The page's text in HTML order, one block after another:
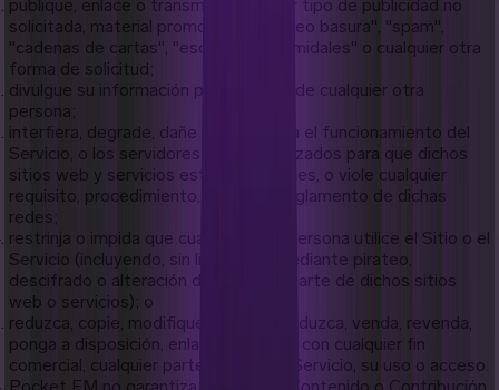
publique, enlace o transmita cualquier tipo de publicidad no
solicitada, material promocional, "correo basura", "spam",
"cadenas de cartas", "esquemas piramidales" o cualquier otra
forma de solicitud;
divulgue su información personal o la de cualquier otra
persona;
interfiera, degrade, dañe o interrumpa el funcionamiento del
Servicio, o los servidores o redes utilizados para que dichos
sitios web y servicios estén disponibles, o viole cualquier
requisito, procedimiento, política o reglamento de dichas
redes;
restrinja o impida que cualquier otra persona utilice el Sitio o el
Servicio (incluyendo, sin limitación, mediante pirateo,
descifrado o alteración de cualquier parte de dichos sitios
web o servicios); o
reduzca, copie, modifique, adapte, traduzca, venda, revenda,
ponga a disposición, enlace o explote con cualquier fin
comercial, cualquier parte del Sitio o Servicio, su uso o acceso.